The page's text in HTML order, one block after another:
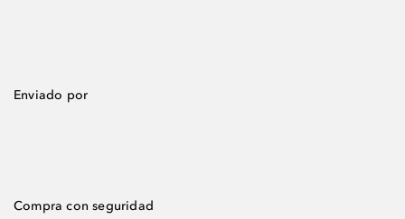
Enviado por
Compra con seguridad